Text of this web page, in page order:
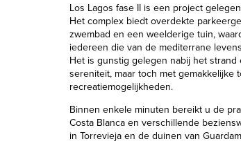
Los Lagos fase II is een project
Het complex biedt overdekte
zwembad en een weelderige tuin,
iedereen die van de mediterrane
Het is gunstig gelegen nabij het
sereniteit, maar toch met
recreatiemogelijkheden.
Binnen enkele minuten bereikt u de
Costa Blanca en verschillende
in Torrevieja en de duinen van